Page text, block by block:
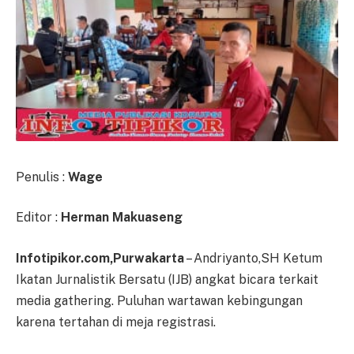
Penulis : Wage
Editor : Herman Makuaseng
Infotipikor.com,Purwakarta– Andriyanto,SH Ketum
Ikatan Jurnalistik Bersatu (IJB) angkat bicara terkait
media gathering. Puluhan wartawan kebingungan
karena tertahan di meja registrasi.